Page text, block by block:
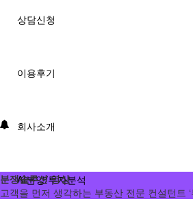
상담신청
이용후기
회사소개
AI분양/투자분석
분쟁솔루션 영상
고객을 먼저 생각하는 부동산 전문 컨설턴트 ‘